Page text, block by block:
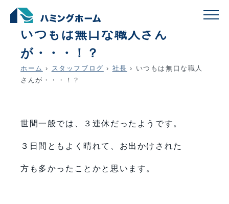
schedule
いつもは無口な職人さん
が・・・！？
ホーム › スタッフブログ › 社長 › いつもは無口な職人
さんが・・・！？
世間一般では、３連休だったようです。
３日間ともよく晴れて、お出かけされた
方も多かったことかと思います。